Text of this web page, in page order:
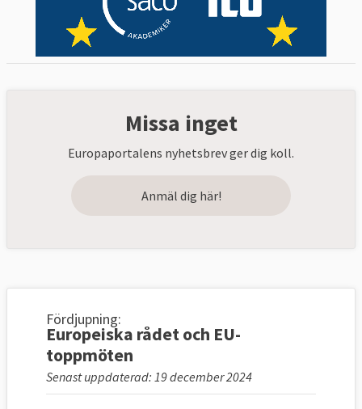
Missa inget
Europaportalens nyhetsbrev ger dig koll.
Anmäl dig här!
Fördjupning:
Europeiska rådet och EU-
toppmöten
Senast uppdaterad: 19 december 2024